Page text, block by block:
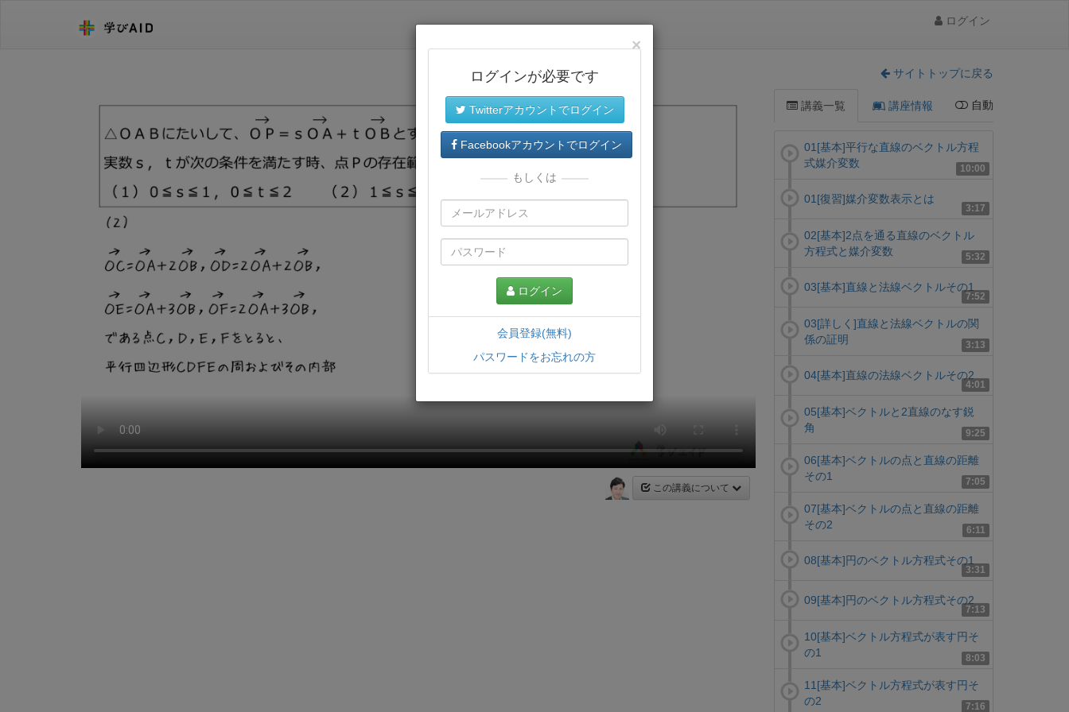
ログイン
サイトトップに戻る
この講義について
講義一覧 講座情報 自動
10:00
01[基本]平行な直線のベクトル方程
式媒介変数
3:17
01[復習]媒介変数表示とは
5:32
02[基本]2点を通る直線のベクトル
方程式と媒介変数
7:52
03[基本]直線と法線ベクトルその1
3:13
03[詳しく]直線と法線ベクトルの関
係の証明
4:01
04[基本]直線の法線ベクトルその2
9:25
05[基本]ベクトルと2直線のなす鋭
角
7:05
06[基本]ベクトルの点と直線の距離
その1
6:11
07[基本]ベクトルの点と直線の距離
その2
3:31
08[基本]円のベクトル方程式その1
7:13
09[基本]円のベクトル方程式その2
8:03
10[基本]ベクトル方程式が表す円そ
の1
7:16
11[基本]ベクトル方程式が表す円そ
の2
×
ログインが必要です
Twitterアカウントでログイン
Facebookアカウントでログイン
もしくは
ログイン
会員登録(無料)
パスワードをお忘れの方